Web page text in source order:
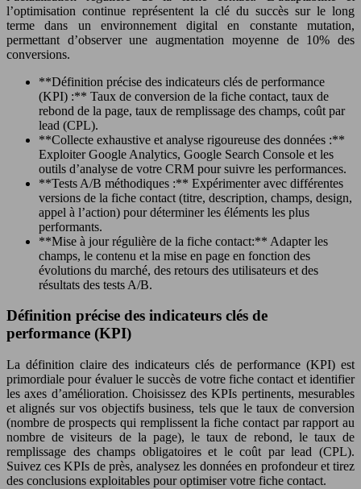
l’optimisation continue représentent la clé du succès sur le long
terme dans un environnement digital en constante mutation,
permettant d’observer une augmentation moyenne de 10% des
conversions.
**Définition précise des indicateurs clés de performance
(KPI) :** Taux de conversion de la fiche contact, taux de
rebond de la page, taux de remplissage des champs, coût par
lead (CPL).
**Collecte exhaustive et analyse rigoureuse des données :**
Exploiter Google Analytics, Google Search Console et les
outils d’analyse de votre CRM pour suivre les performances.
**Tests A/B méthodiques :** Expérimenter avec différentes
versions de la fiche contact (titre, description, champs, design,
appel à l’action) pour déterminer les éléments les plus
performants.
**Mise à jour régulière de la fiche contact:** Adapter les
champs, le contenu et la mise en page en fonction des
évolutions du marché, des retours des utilisateurs et des
résultats des tests A/B.
Définition précise des indicateurs clés de
performance (KPI)
La définition claire des indicateurs clés de performance (KPI) est
primordiale pour évaluer le succès de votre fiche contact et identifier
les axes d’amélioration. Choisissez des KPIs pertinents, mesurables
et alignés sur vos objectifs business, tels que le taux de conversion
(nombre de prospects qui remplissent la fiche contact par rapport au
nombre de visiteurs de la page), le taux de rebond, le taux de
remplissage des champs obligatoires et le coût par lead (CPL).
Suivez ces KPIs de près, analysez les données en profondeur et tirez
des conclusions exploitables pour optimiser votre fiche contact.